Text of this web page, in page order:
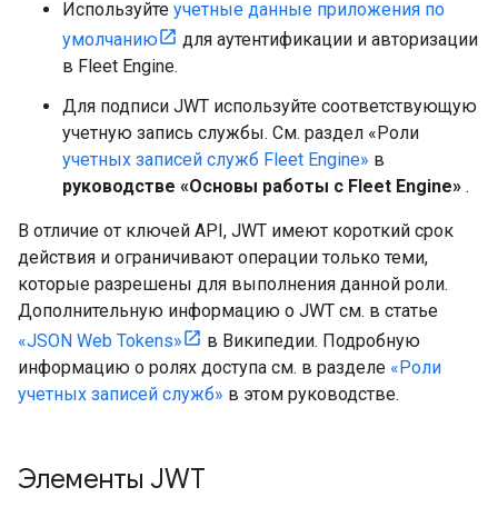
Используйте учетные данные приложения по
умолчанию
для аутентификации и авторизации
в Fleet Engine.
Для подписи JWT используйте соответствующую
учетную запись службы. См. раздел «Роли
учетных записей служб Fleet Engine» в
руководстве «Основы работы с Fleet Engine» .
В отличие от ключей API, JWT имеют короткий срок
действия и ограничивают операции только теми,
которые разрешены для выполнения данной роли.
Дополнительную информацию о JWT см. в статье
«JSON Web Tokens»
в Википедии. Подробную
информацию о ролях доступа см. в разделе «Роли
учетных записей служб» в этом руководстве.
Элементы JWT